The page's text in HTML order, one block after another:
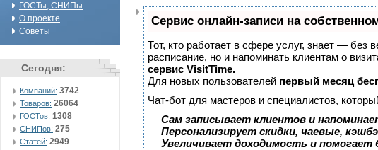
ГОСТы, СНИПы
О проекте
Советы
Сегодня:
Компаний: 3742
Товаров: 26064
ГОСТов: 1308
СНИПов: 275
Статей: 2949
Сервис онлайн-записи на
Тот, кто работает в сфере услуг, знает — без
расписание, но и напоминать клиентам о
сервис VisitTime.
Для новых пользователей первый месяц
Чат-бот для мастеров и специалистов,
— Сам записывает клиентов и
— Персонализирует скидки, чаевые,
— Увеличивает доходимость и